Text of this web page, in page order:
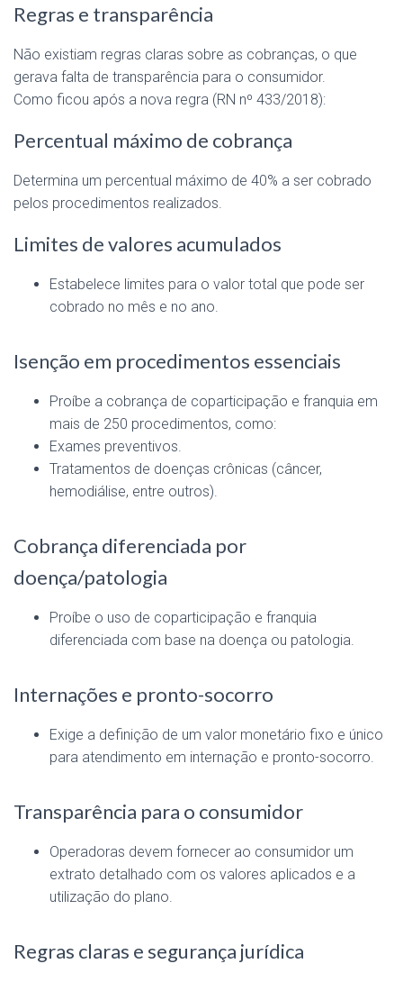
Regras e transparência
Não existiam regras claras sobre as cobranças, o que
gerava falta de transparência para o consumidor.
Como ficou após a nova regra (RN nº 433/2018):
Percentual máximo de cobrança
Determina um percentual máximo de 40% a ser cobrado
pelos procedimentos realizados.
Limites de valores acumulados
Estabelece limites para o valor total que pode ser
cobrado no mês e no ano.
Isenção em procedimentos essenciais
Proíbe a cobrança de coparticipação e franquia em
mais de 250 procedimentos, como:
Exames preventivos.
Tratamentos de doenças crônicas (câncer,
hemodiálise, entre outros).
Cobrança diferenciada por
doença/patologia
Proíbe o uso de coparticipação e franquia
diferenciada com base na doença ou patologia.
Internações e pronto-socorro
Exige a definição de um valor monetário fixo e único
para atendimento em internação e pronto-socorro.
Transparência para o consumidor
Operadoras devem fornecer ao consumidor um
extrato detalhado com os valores aplicados e a
utilização do plano.
Regras claras e segurança jurídica